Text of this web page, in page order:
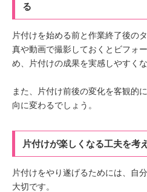
る
片付けを始める前と作業終了後の
真や動画で撮影しておくとビフォ
め、片付けの成果を実感しやすくな
また、片付け前後の変化を客観的
向に変わるでしょう。
片付けが楽しくなる工夫を考
片付けをやり遂げるためには、自
大切です。